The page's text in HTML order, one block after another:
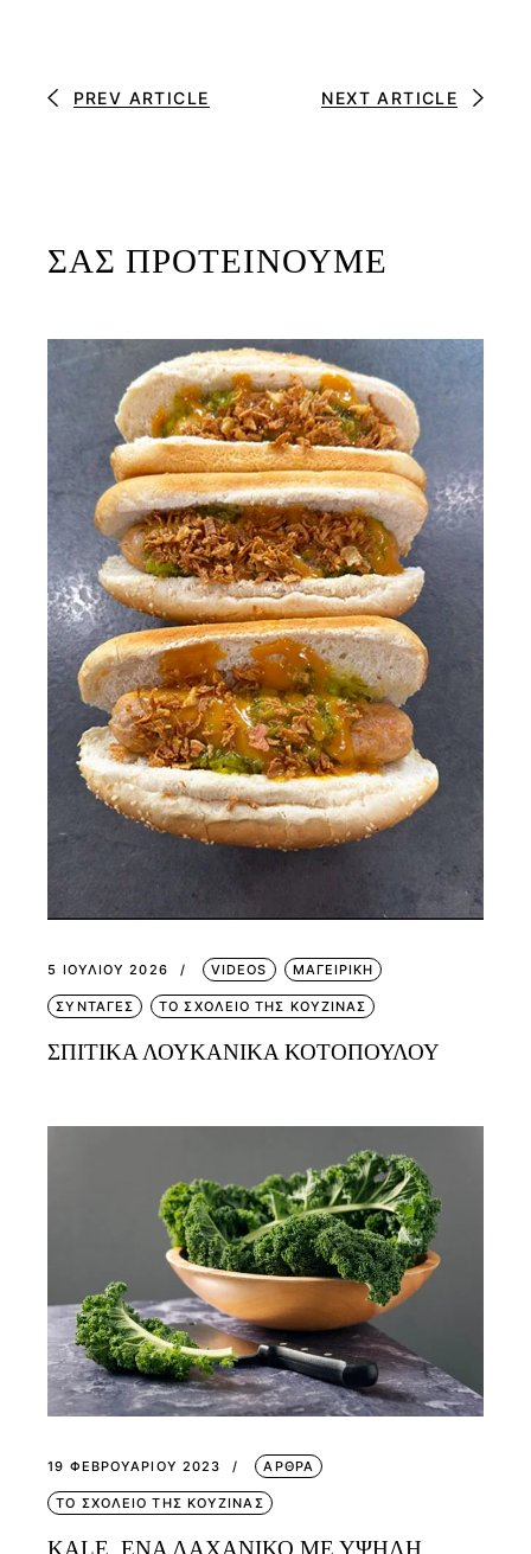
PREV ARTICLE NEXT ARTICLE
ΣΑΣ ΠΡΟΤΕΙΝΟΥΜΕ
5 ΙΟΥΛΊΟΥ 2026 VIDEOS ΜΑΓΕΙΡΙΚΗ
ΣΥΝΤΑΓΕΣ ΤΟ ΣΧΟΛΕΙΟ ΤΗΣ ΚΟΥΖΙΝΑΣ
ΣΠΙΤΙΚΑ ΛΟΥΚΑΝΙΚΑ ΚΟΤΟΠΟΥΛΟΥ
19 ΦΕΒΡΟΥΑΡΊΟΥ 2023 ΑΡΘΡΑ
ΤΟ ΣΧΟΛΕΙΟ ΤΗΣ ΚΟΥΖΙΝΑΣ
KALE, ΕΝΑ ΛΑΧΑΝΙΚΟ ΜΕ ΥΨΗΛΗ